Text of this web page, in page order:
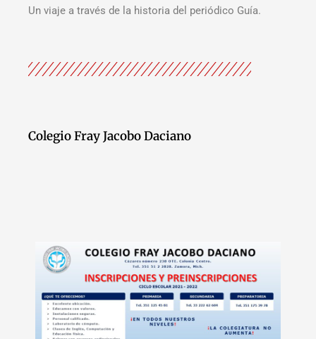
Un viaje a través de la historia del periódico Guía.
Colegio Fray Jacobo Daciano